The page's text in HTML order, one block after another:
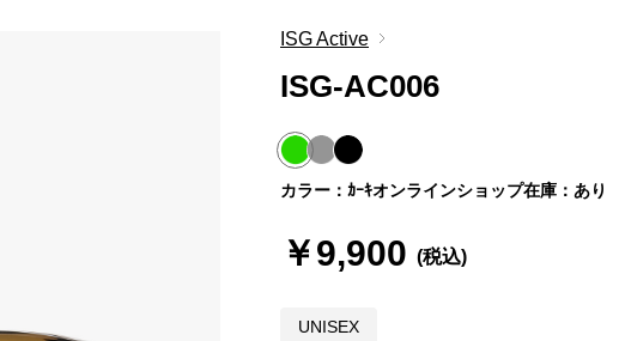
ISG Active
カラー：ｶｰｷオンラインショップ在庫：あり
￥9,900
UNISEX
ISG-AC006